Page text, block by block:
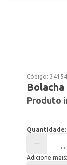
Código:34154
Produto
Quantidade:
Adicione mais: